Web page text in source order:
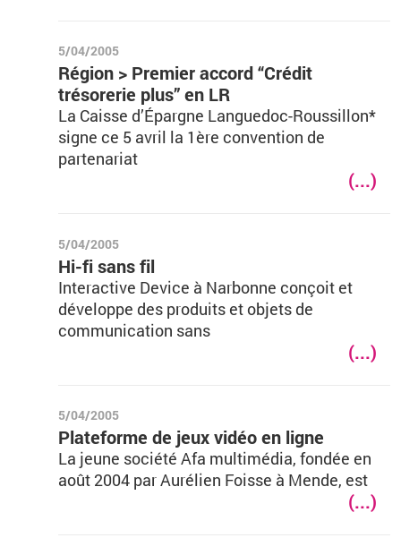
5/04/2005
Région > Premier accord “Crédit
trésorerie plus” en LR
La Caisse d’Épargne Languedoc-Roussillon*
signe ce 5 avril la 1ère convention de
partenariat
(...)
5/04/2005
Hi-fi sans fil
Interactive Device à Narbonne conçoit et
développe des produits et objets de
communication sans
(...)
5/04/2005
Plateforme de jeux vidéo en ligne
La jeune société Afa multimédia, fondée en
août 2004 par Aurélien Foisse à Mende, est
(...)